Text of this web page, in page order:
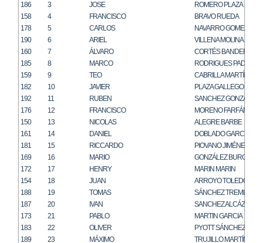
186
3 JOSE
ROMERO PLAZA
158
4 FRANCISCO
BRAVO RUEDA
178
5 CARLOS
NAVARRO GOMEZ
190
6 ARIEL
VILLENA MOLINA
160
7 ÁLVARO
CORTÉS BANDERA
185
8 MARCO
RODRIGUES PADILLA
159
9 TEO
CABRILLA MARTÍNEZ
182
10 JAVIER
PLAZA GALLEGO
192
11 RUBEN
SANCHEZ GONZALEZ
176
12 FRANCISCO
MORENO FARFÁN
150
13 NICOLAS
ALEGRE BARBE
161
14 DANIEL
DOBLADO GARCÍA
181
15 RICCARDO
PIOVANO JIMÉNEZ
169
16 MARIO
GONZÁLEZ BURGOS
172
17 HENRY
MARIN MARIN
154
18 JUAN
ARROYO TOLEDO
188
19 TOMAS
SÁNCHEZ TREMLETT
187
20 IVAN
SANCHEZ ALCÁZAR
173
21 PABLO
MARTIN GARCIA
183
22 OLIVER
PYOTT SÁNCHEZ
189
23 MÁXIMO
TRUJILLO MARTÍN